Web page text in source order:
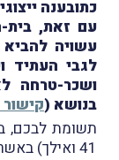
כתובענה
עם זאת,
עשויה
לגבי העתיד
ושכר-טרחה
בנושא (
תשומת לבכם,
41 ואילך) באשר לטענת המשיבה לגבי "זוטי דברים".